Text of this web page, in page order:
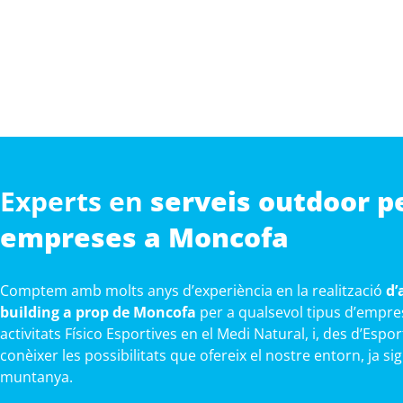
Experts en serveis outdoor
empreses a Moncofa
Comptem amb molts anys d’experiència en la realització
building a prop de Moncofa per a qualsevol tipus
activitats Físico Esportives en el Medi Natural, i, des
conèixer les possibilitats que ofereix el nostre entorn, ja
muntanya.